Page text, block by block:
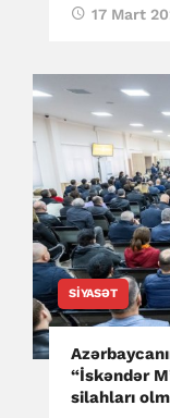
17 Mart
SIYASƏT
“İskəndər
silahları